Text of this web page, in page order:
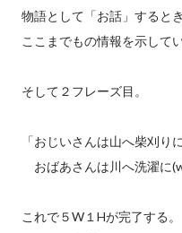
物語として「お話」すると
ここまでもの情報を示して
そして２フレーズ目。
「おじいさんは山へ柴刈り
おばあさんは川へ洗濯に
これで５W１Hが完了する。